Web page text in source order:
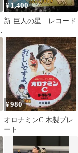
¥ 1,400
新·巨人の星 レコード
¥980
オロナミンC 木製プレ
ート